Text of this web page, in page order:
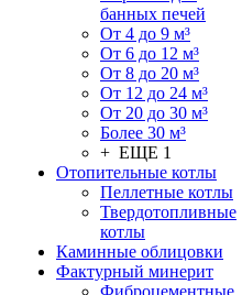
банных печей
От 4 до 9 м³
От 6 до 12 м³
От 8 до 20 м³
От 12 до 24 м³
От 20 до 30 м³
Более 30 м³
+ ЕЩЕ 1
Отопительные котлы
Пеллетные котлы
Твердотопливные
котлы
Каминные облицовки
Фактурный минерит
Фиброцементные